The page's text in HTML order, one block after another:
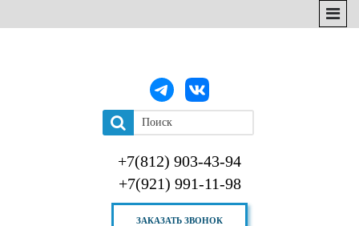
+7(812) 903-43-94
+7(921) 991-11-98
ЗАКАЗАТЬ ЗВОНОК